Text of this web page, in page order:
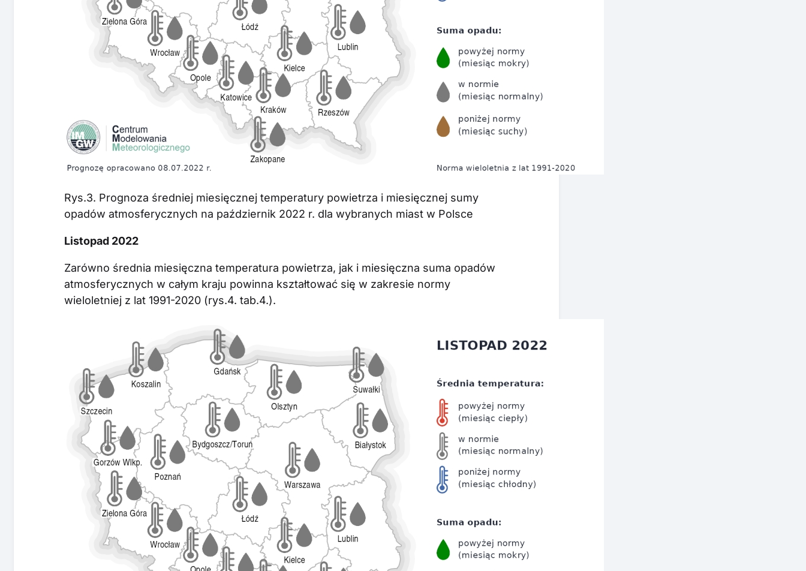
Rys.3. Prognoza średniej miesięcznej temperatury powietrza i miesięcznej sumy
opadów atmosferycznych na październik 2022 r. dla wybranych miast w Polsce
Listopad 2022
Zarówno średnia miesięczna temperatura powietrza, jak i miesięczna suma opadów
atmosferycznych w całym kraju powinna kształtować się w zakresie normy
wieloletniej z lat 1991-2020 (rys.4. tab.4.).